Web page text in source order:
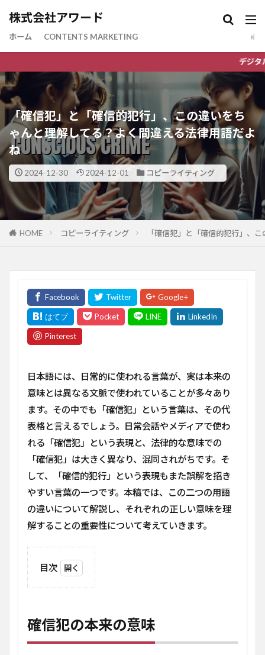
株式会社アワード
ホーム CONTENTS MARKETING
デジタルマーケテ
「確信犯」と「確信的犯行」、この違いをち
ゃんと理解してる？よく間違える法律用語だよ
ね
2024-12-30 2024-12-01 コピーライティング
HOME コピーライティング 「確信犯」と「確信的犯行」、
日本語には、日常的に使われる言葉が、実は本来の
意味とは異なる文脈で使われていることが多々あり
ます。その中でも「確信犯」という言葉は、その代
表格と言えるでしょう。日常会話やメディアで使わ
れる「確信犯」という表現と、法律的な意味での
「確信犯」は大きく異なり、混同されがちです。そ
して、「確信的犯行」という表現もまた誤解を招き
やすい言葉の一つです。本稿では、この二つの用語
の違いについて解説し、それぞれの正しい意味を理
解することの重要性について考えていきます。
目次
犯
の
本
確信犯の本来の意味